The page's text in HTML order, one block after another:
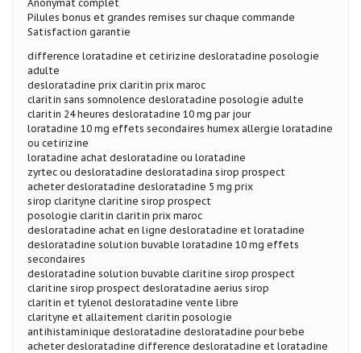
Anonymat complet
Pilules bonus et grandes remises sur chaque commande
Satisfaction garantie
difference loratadine et cetirizine desloratadine posologie
adulte
desloratadine prix claritin prix maroc
claritin sans somnolence desloratadine posologie adulte
claritin 24 heures desloratadine 10 mg par jour
loratadine 10 mg effets secondaires humex allergie loratadine
ou cetirizine
loratadine achat desloratadine ou loratadine
zyrtec ou desloratadine desloratadina sirop prospect
acheter desloratadine desloratadine 5 mg prix
sirop clarityne claritine sirop prospect
posologie claritin claritin prix maroc
desloratadine achat en ligne desloratadine et loratadine
desloratadine solution buvable loratadine 10 mg effets
secondaires
desloratadine solution buvable claritine sirop prospect
claritine sirop prospect desloratadine aerius sirop
claritin et tylenol desloratadine vente libre
clarityne et allaitement claritin posologie
antihistaminique desloratadine desloratadine pour bebe
acheter desloratadine difference desloratadine et loratadine